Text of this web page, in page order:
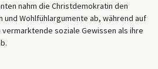
nahm die Christdemokratin den
Wohlfühlargumente ab, während auf
vermarktende soziale Gewissen als ihre